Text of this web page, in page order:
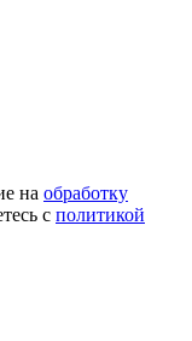
на обработку
с политикой